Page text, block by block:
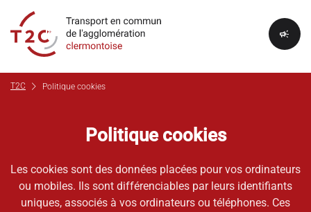
campaign
T2C chevron_right Politique cookies
Politique cookies
Les cookies sont des données placées pour vos ordinateurs
ou mobiles. Ils sont différenciables par leurs identifiants
uniques, associés à vos ordinateurs ou téléphones. Ces